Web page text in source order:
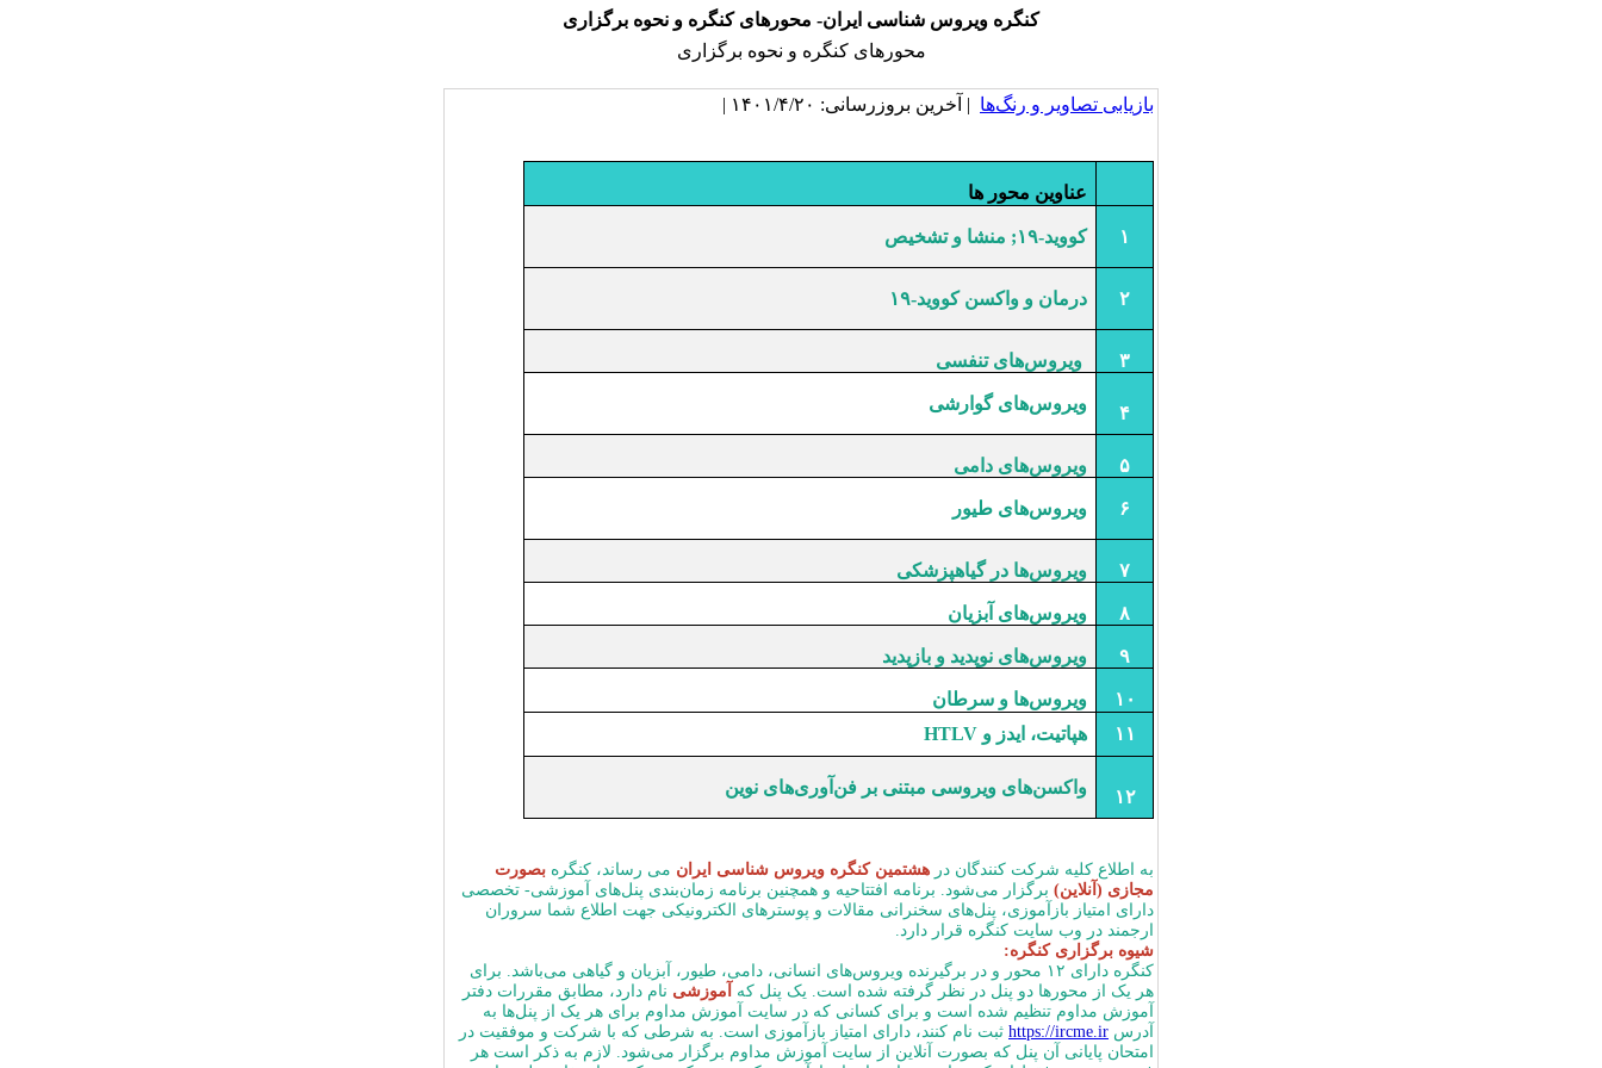
کنگره ویروس شناسی ایران- محورهای کنگره و نحوه برگزاری
محورهای کنگره و نحوه برگزاری
بازیابی تصاویر و رنگ‌ها | آخرین بروزرسانی: ۱۴۰۱/۴/۲۰ |
عناوین محور ها
۱ کووید-۱۹; منشا و تشخیص
۲ درمان و واکسن کووید-۱۹
۳ ویروس‌های تنفسی
۴ ویروس‌های گوارشی
۵ ویروس‌های دامی
۶ ویروس‌های طیور
۷ ویروس‌ها در گیاهپزشکی
۸ ویروس‌های آبزیان
۹ ویروس‌های نوپدید و بازپدید
۱۰
ویروس‌ها و سرطان
۱۱
هپاتیت، ایدز و HTLV
۱۲ واکسن‌های ویروسی مبتنی بر فن‌آوری‌های نوین
به اطلاع کلیه شرکت کنندگان در هشتمین کنگره ویروس شناسی ایران می رساند، کنگره بصورت
مجازی (آنلاین) برگزار می‌شود. برنامه افتتاحیه و همچنین برنامه زمان‌بندی پنل‌های آموزشی- تخصصی
دارای امتیاز بازآموزی، پنل‌های سخنرانی مقالات و پوسترهای الکترونیکی جهت اطلاع شما سروران
ارجمند در وب سایت کنگره قرار دارد.
شیوه برگزاری کنگره:
کنگره دارای ۱۲ محور و در برگیرنده ویروس‌های انسانی، دامی، طیور، آبزیان و گیاهی می‌باشد. برای
هر یک از محورها دو پنل در نظر گرفته شده است. یک پنل که
آموزشی نام دارد، مطابق مقررات دفتر
آموزش مداوم تنظیم شده است و برای کسانی که در سایت آموزش مداوم برای هر یک از پنل‌ها به
آدرس https://ircme.ir ثبت نام کنند، دارای امتیاز بازآموزی است. به شرطی که با شرکت و موفقیت در
امتحان پایانی آن پنل که بصورت آنلاین از سایت آموزش مداوم برگزار می‌شود. لازم به ذکر است هر